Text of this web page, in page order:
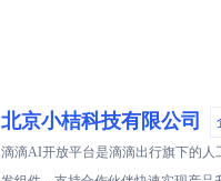
北京小桔科技有限公司
滴滴AI开放平台是滴滴出行旗下的